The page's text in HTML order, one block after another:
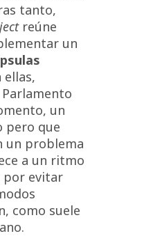
tanto,
reúne
un
ellas,
un
pero que
un problema
a un ritmo
por evitar
como suele